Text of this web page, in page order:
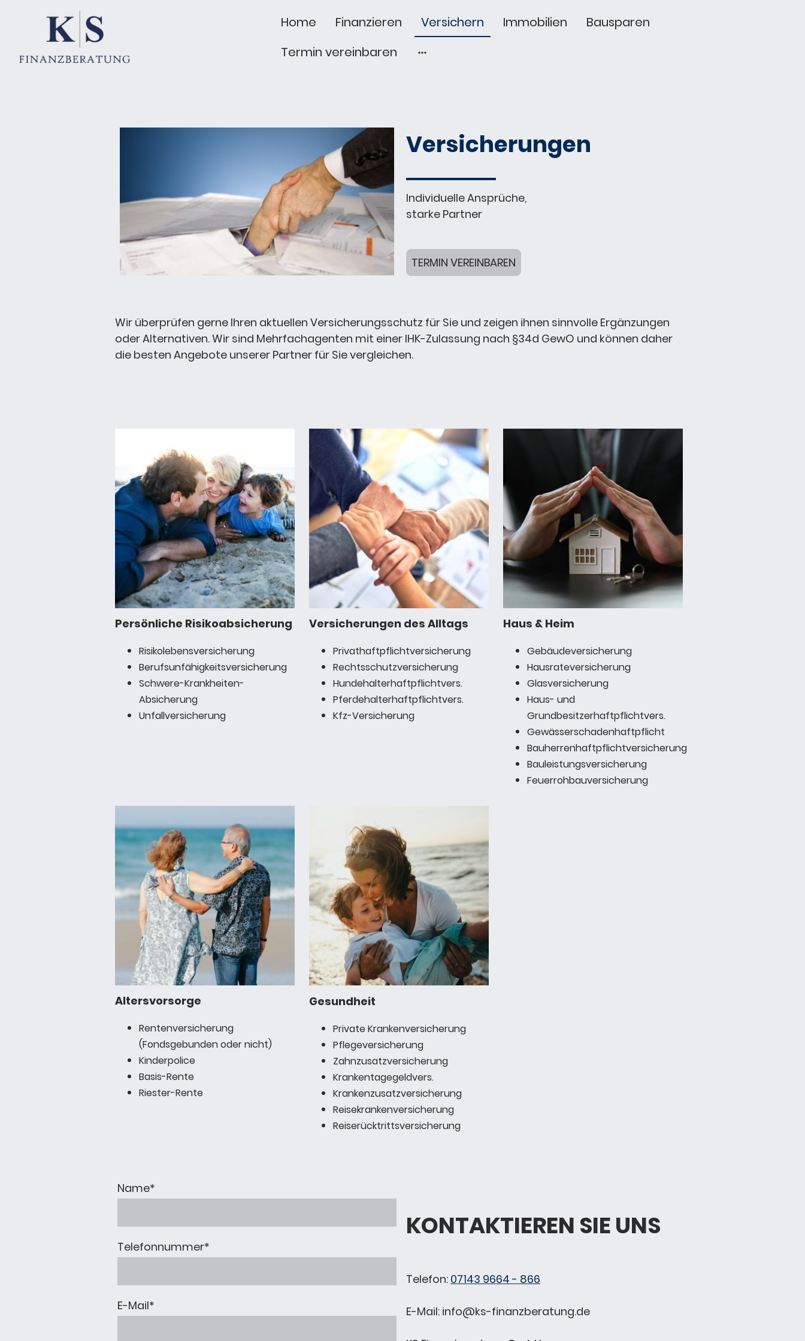
Home Finanzieren Versichern Immobilien
Bausparen
Termin vereinbaren
Individuelle Ansprüche,
starke Partner
Wir überprüfen gerne Ihren aktuellen Versicherungsschutz für Sie und zeigen ihnen sinnvolle Ergänzungen
oder Alternativen. Wir sind Mehrfachagenten mit einer IHK-Zulassung nach §34d GewO und können daher
die besten Angebote unserer Partner für Sie vergleichen.
TERMIN VEREINBAREN
Versicherungen
Persönliche Risikoabsicherung
Risikolebensversicherung
Berufsunfähigkeitsversicherung
Schwere-Krankheiten-
Absicherung
Unfallversicherung
Versicherungen des Alltags
Privathaftpflichtversicherung
Rechtsschutzversicherung
Hundehalterhaftpflichtvers.
Pferdehalterhaftpflichtvers.
Kfz-Versicherung
Haus & Heim
Gebäudeversicherung
Hausrateversicherung
Glasversicherung
Haus- und
Grundbesitzerhaftpflichtvers.
Gewässerschadenhaftpflicht
Bauherrenhaftpflichtversicherung
Bauleistungsversicherung
Feuerrohbauversicherung
Gesundheit
Private Krankenversicherung
Pflegeversicherung
Zahnzusatzversicherung
Krankentagegeldvers.
Krankenzusatzversicherung
Reisekrankenversicherung
Reiserücktrittsversicherung
Altersvorsorge
Rentenversicherung
(Fondsgebunden oder nicht)
Kinderpolice
Basis-Rente
Riester-Rente
Name*
Telefonnummer*
E-Mail*
KONTAKTIEREN SIE UNS
Telefon: 07143 9664 - 866
E-Mail: info@ks-finanzberatung.de